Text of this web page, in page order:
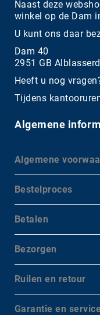
Naast deze
winkel op de Dam
U kunt ons daar
Dam 40
2951 GB
Heeft u nog
Tijdens
Algemene
Algemene
Bestelproces
Betalen
Bezorgen
Ruilen en retour
Garantie en